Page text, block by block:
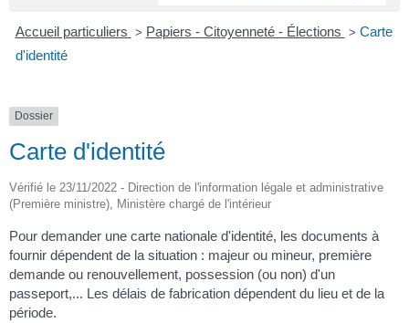
Accueil particuliers > Papiers - Citoyenneté - Élections > Carte
d'identité
Dossier
Carte d'identité
Vérifié le 23/11/2022 - Direction de l'information légale et administrative
(Première ministre), Ministère chargé de l'intérieur
Pour demander une carte nationale d'identité, les documents à
fournir dépendent de la situation : majeur ou mineur, première
demande ou renouvellement, possession (ou non) d'un
passeport,... Les délais de fabrication dépendent du lieu et de la
période.